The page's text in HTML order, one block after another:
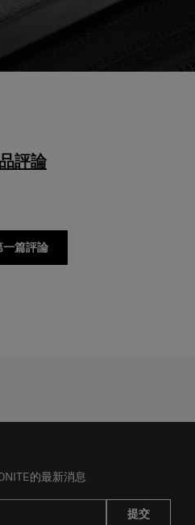
一篇評論
提交